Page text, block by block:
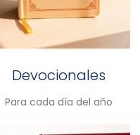
Devocionales
Para cada día del año